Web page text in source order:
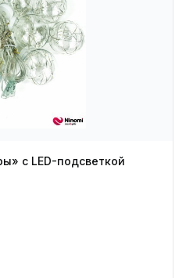
с LED-подсветкой